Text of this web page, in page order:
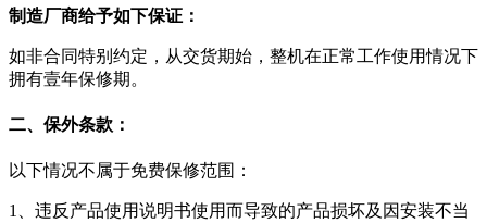
制造厂商给予如下保证：
如非合同特别约定，从交货期始，整机在正常工作使用情况下
拥有壹年保修期。
二、保外条款：
以下情况不属于免费保修范围：
1、违反产品使用说明书使用而导致的产品损坏及因安装不当